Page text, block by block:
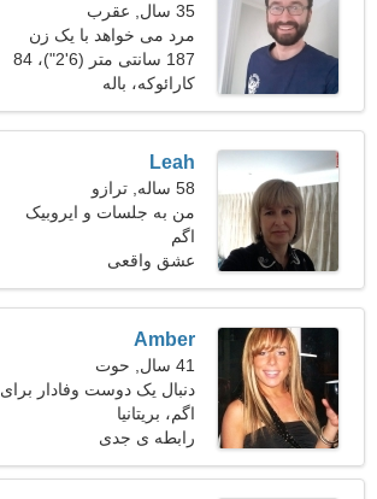
35 سال, عقرب
مرد می خواهد با یک زن
ملاقات کند
187 سانتی متر (6'2")، 84
کیلوگرم (185 پوند)
کارائوکه، باله
Leah
58 ساله, ترازو
من به جلسات و ایروبیک
علاقه دارم
اگم
عشق واقعی
Amber
41 سال, حوت
دنبال یک دوست وفادار برای
خانواده هستم
اگم، بریتانیا
رابطه ی جدی